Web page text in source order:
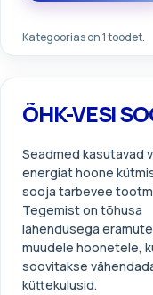
Kategoorias on 1 toodet.
ÕHK-VESI
Seadmed kasutavad
energiat hoone
sooja tarbevee
Tegemist on tõhusa
lahendusega
muudele hoonetele,
soovitakse
küttekulusid.